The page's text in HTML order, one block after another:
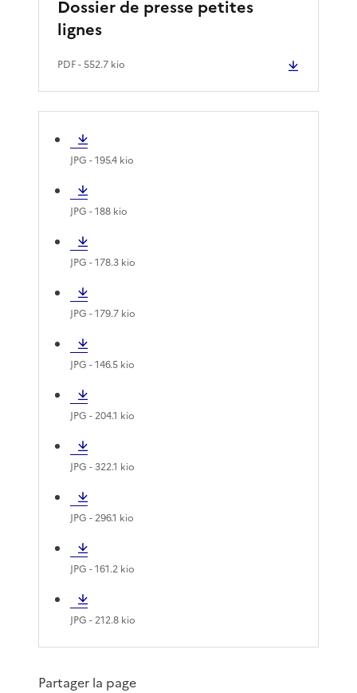
Dossier de presse petites
lignes
PDF- 552.7 kio
JPG - 195.4 kio
JPG - 188 kio
JPG - 178.3 kio
JPG - 179.7 kio
JPG - 146.5 kio
JPG - 204.1 kio
JPG - 322.1 kio
JPG - 296.1 kio
JPG - 161.2 kio
JPG - 212.8 kio
Partager la page